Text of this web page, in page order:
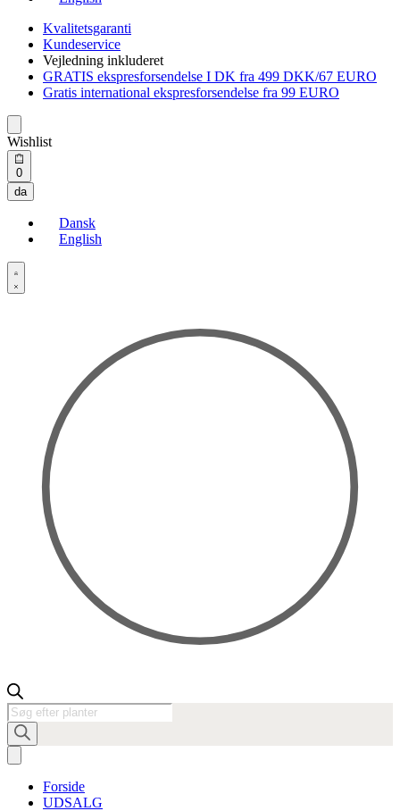
Kvalitetsgaranti
Kundeservice
Vejledning inkluderet
GRATIS ekspresforsendelse I DK fra 499 DKK/67 EURO
Gratis international ekspresforsendelse fra 99 EURO
Wishlist
0Open
cart
da
Dansk
English
Open
Account
details
Products
search
Forside
UDSALG